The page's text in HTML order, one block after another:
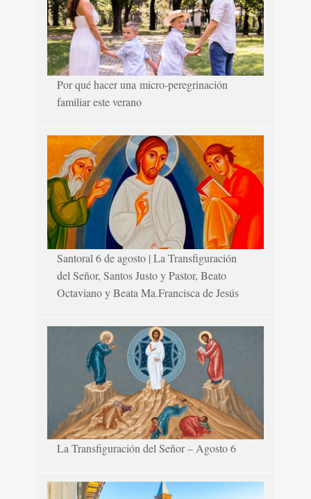
Por qué hacer una micro-peregrinación
familiar este verano
Santoral 6 de agosto | La Transfiguración
del Señor, Santos Justo y Pastor, Beato
Octaviano y Beata Ma.Francisca de Jesús
La Transfiguración del Señor – Agosto 6